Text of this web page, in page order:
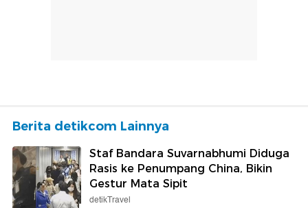
Berita detikcom Lainnya
Staf Bandara Suvarnabhumi Diduga
Rasis ke Penumpang China, Bikin
Gestur Mata Sipit
detikTravel